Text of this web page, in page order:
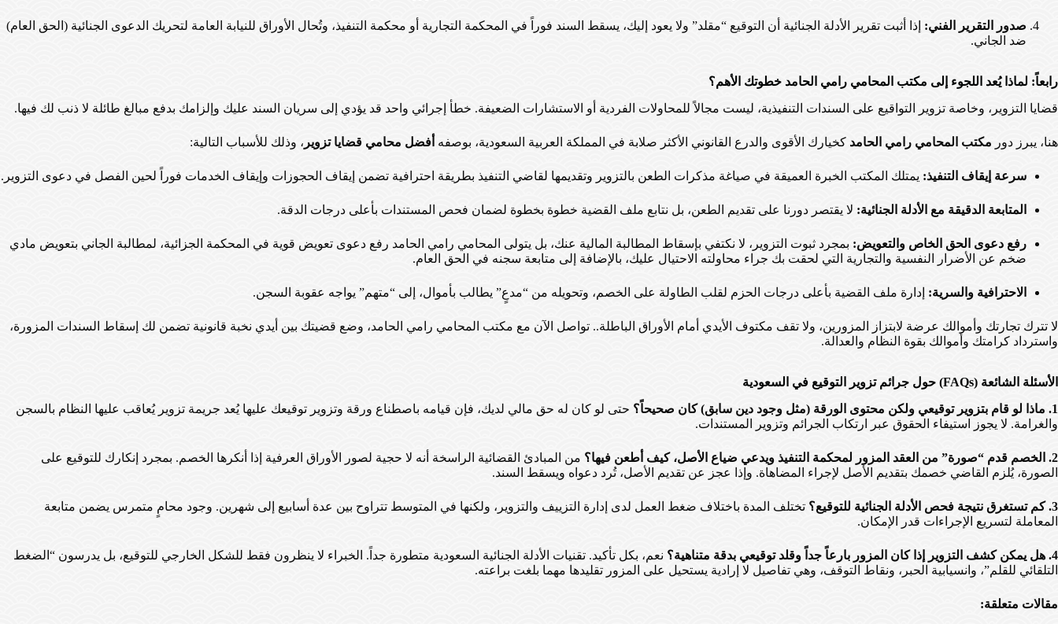
صدور التقرير الفني: إذا أثبت تقرير الأدلة الجنائية أن التوقيع “مقلد” ولا يعود إليك، يسقط السند فوراً في المحكمة التجارية أو محكمة التنفيذ، وتُحال الأوراق للنيابة العامة لتحريك الدعوى الجنائية (الحق العام)
ضد الجاني.
رابعاً: لماذا يُعد اللجوء إلى مكتب المحامي رامي الحامد خطوتك الأهم؟
قضايا التزوير، وخاصة تزوير التواقيع على السندات التنفيذية، ليست مجالاً للمحاولات الفردية أو الاستشارات الضعيفة. خطأ إجرائي واحد قد يؤدي إلى سريان السند عليك وإلزامك بدفع مبالغ طائلة لا ذنب لك فيها.
هنا، يبرز دور مكتب المحامي رامي الحامد كخيارك الأقوى والدرع القانوني الأكثر صلابة في المملكة العربية السعودية، بوصفه أفضل محامي قضايا تزوير ، وذلك للأسباب التالية:
سرعة إيقاف التنفيذ: يمتلك المكتب الخبرة العميقة في صياغة مذكرات الطعن بالتزوير وتقديمها لقاضي التنفيذ بطريقة احترافية تضمن إيقاف الحجوزات وإيقاف الخدمات فوراً لحين الفصل في دعوى التزوير.
المتابعة الدقيقة مع الأدلة الجنائية: لا يقتصر دورنا على تقديم الطعن، بل نتابع ملف القضية خطوة بخطوة لضمان فحص المستندات بأعلى درجات الدقة.
رفع دعوى الحق الخاص والتعويض: بمجرد ثبوت التزوير، لا نكتفي بإسقاط المطالبة المالية عنك، بل يتولى المحامي رامي الحامد رفع دعوى تعويض قوية في المحكمة الجزائية، لمطالبة الجاني بتعويض مادي
ضخم عن الأضرار النفسية والتجارية التي لحقت بك جراء محاولته الاحتيال عليك، بالإضافة إلى متابعة سجنه في الحق العام.
الاحترافية والسرية: إدارة ملف القضية بأعلى درجات الحزم لقلب الطاولة على الخصم، وتحويله من “مدعٍ” يطالب بأموال، إلى “متهم” يواجه عقوبة السجن.
لا تترك تجارتك وأموالك عرضة لابتزاز المزورين، ولا تقف مكتوف الأيدي أمام الأوراق الباطلة.. تواصل الآن مع مكتب المحامي رامي الحامد، وضع قضيتك بين أيدي نخبة قانونية تضمن لك إسقاط السندات المزورة،
واسترداد كرامتك وأموالك بقوة النظام والعدالة.
الأسئلة الشائعة (FAQs) حول جرائم تزوير التوقيع في السعودية
1. ماذا لو قام بتزوير توقيعي ولكن محتوى الورقة (مثل وجود دين سابق) كان صحيحاً؟
حتى لو كان له حق مالي لديك، فإن قيامه باصطناع ورقة وتزوير توقيعك عليها يُعد جريمة تزوير يُعاقب عليها النظام بالسجن
والغرامة. لا يجوز استيفاء الحقوق عبر ارتكاب الجرائم وتزوير المستندات.
2. الخصم قدم “صورة” من العقد المزور لمحكمة التنفيذ ويدعي ضياع الأصل، كيف أطعن فيها؟
من المبادئ القضائية الراسخة أنه لا حجية لصور الأوراق العرفية إذا أنكرها الخصم. بمجرد إنكارك للتوقيع على
الصورة، يُلزم القاضي خصمك بتقديم الأصل لإجراء المضاهاة. وإذا عجز عن تقديم الأصل، تُرد دعواه ويسقط السند.
3. كم تستغرق نتيجة فحص الأدلة الجنائية للتوقيع؟
تختلف المدة باختلاف ضغط العمل لدى إدارة التزييف والتزوير، ولكنها في المتوسط تتراوح بين عدة أسابيع إلى شهرين. وجود محامٍ متمرس يضمن متابعة
المعاملة لتسريع الإجراءات قدر الإمكان.
4. هل يمكن كشف التزوير إذا كان المزور بارعاً جداً وقلد توقيعي بدقة متناهية؟
نعم، بكل تأكيد. تقنيات الأدلة الجنائية السعودية متطورة جداً. الخبراء لا ينظرون فقط للشكل الخارجي للتوقيع، بل يدرسون “الضغط
التلقائي للقلم”، وانسيابية الحبر، ونقاط التوقف، وهي تفاصيل لا إرادية يستحيل على المزور تقليدها مهما بلغت براعته.
مقالات متعلقة: